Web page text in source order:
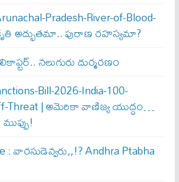
Pradesh-River-of-Blood-
అద్భుతమా.. పురాణ రహస్యమా?
నలుగురు దుర్మరణం
Bill-2026-India-100-
Threat | అమెరికా వాణిజ్య యుద్ధం…
: వార‌సుడెవ్వ‌రు,,!? Andhra Ptabha